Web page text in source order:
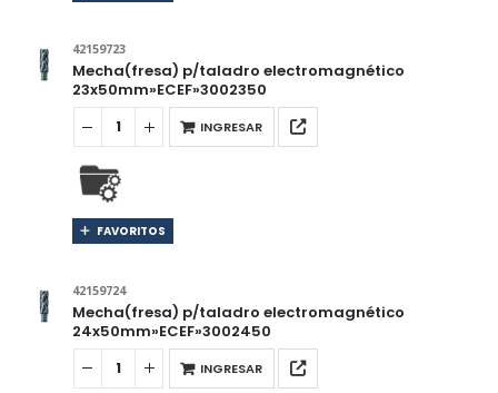
42159723
Mecha(fresa) p/taladro electromagnético
23x50mm»ECEF»3002350
INGRESAR
FAVORITOS
42159724
Mecha(fresa) p/taladro electromagnético
24x50mm»ECEF»3002450
INGRESAR